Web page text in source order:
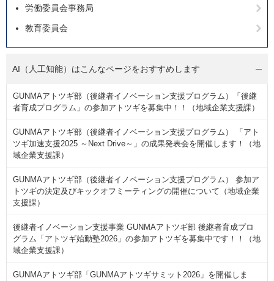
労働委員会事務局
教育委員会
AI（人工知能）はこんなページをおすすめします
GUNMAアトツギ部（後継者イノベーション支援プログラム）「後継
者育成プログラム」の参加アトツギを募集中！！（地域企業支援課）
GUNMAアトツギ部（後継者イノベーション支援プログラム） 「アト
ツギ加速支援2025 ～Next Drive～」の成果発表会を開催します！（地
域企業支援課）
GUNMAアトツギ部（後継者イノベーション支援プログラム） 参加ア
トツギの決定及びキックオフミーティングの開催について（地域企業
支援課）
後継者イノベーション支援事業 GUNMAアトツギ部 後継者育成プロ
グラム「アトツギ始動塾2026」の参加アトツギを募集中です！！（地
域企業支援課）
GUNMAアトツギ部「GUNMAアトツギサミット2026」を開催しま